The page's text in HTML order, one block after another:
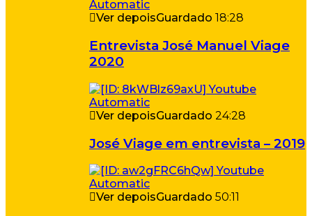
Ver depoisGuardado 18:28
Entrevista José Manuel Viage
2020
Ver depoisGuardado 24:28
José Viage em entrevista – 2019
Ver depoisGuardado 50:11